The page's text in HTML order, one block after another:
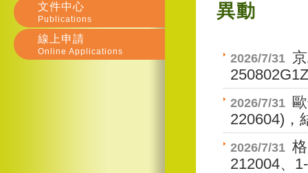
異動
2026/7/31
2026/7/31
220604)，
2026/7/31
212004、
文件中心
Publications
線上申請
Online Applications